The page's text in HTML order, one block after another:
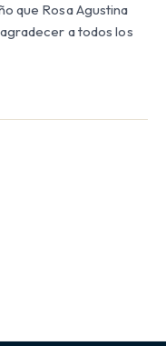
que Rosa Agustina
a todos los